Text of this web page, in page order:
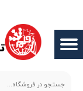
حساب کاربری من
تغییر گذر واژه
سفارشات